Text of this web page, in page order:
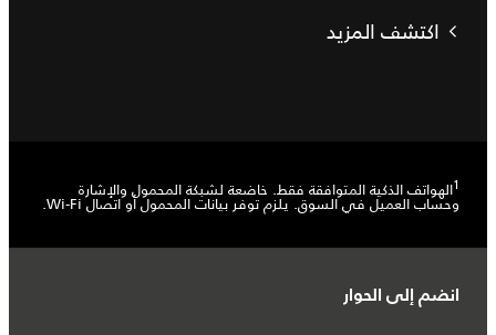
اكتشف المزيد
1الهواتف الذكية المتوافقة فقط. خاضعة لشبكة المحمول والإشارة
وحساب العميل في السوق. يلزم توفر بيانات المحمول أو اتصال Wi-Fi.
انضم إلى الحوار